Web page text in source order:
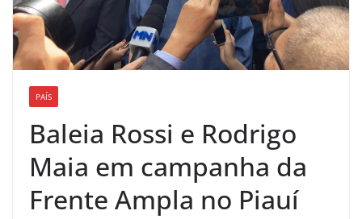
PAÍS
Baleia Rossi e Rodrigo
Maia em campanha da
Frente Ampla no Piauí